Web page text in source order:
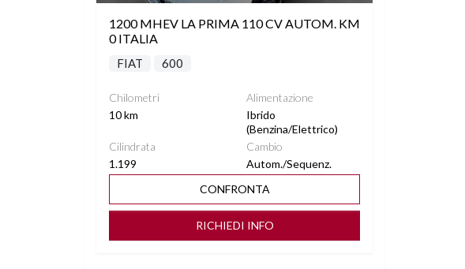
1200 MHEV LA PRIMA 110 CV AUTOM. KM
0 ITALIA
FIAT 600
Chilometri
10 km
Alimentazione
Ibrido
(Benzina/Elettrico)
Cilindrata
1.199
Cambio
Autom./Sequenz.
CONFRONTA
RICHIEDI INFO